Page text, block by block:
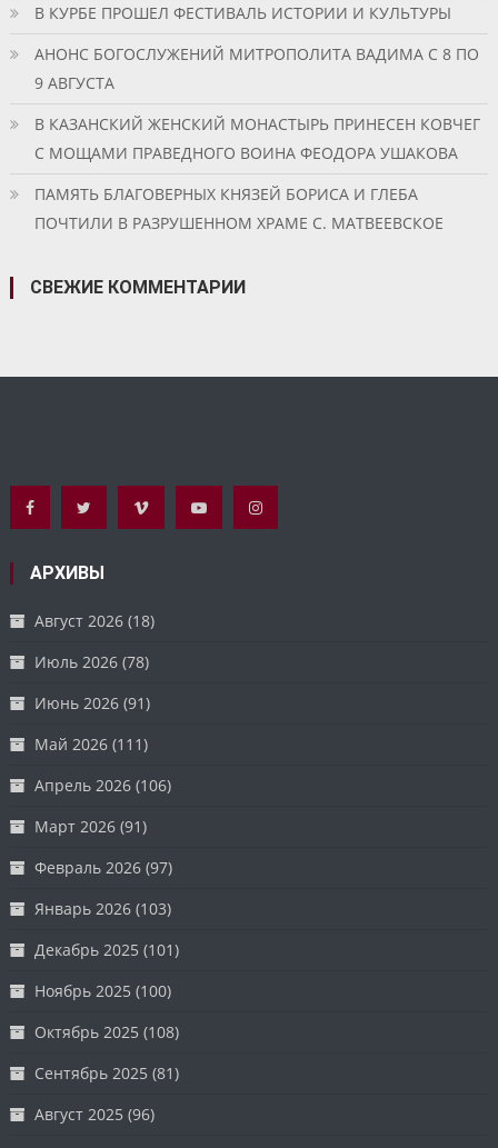
В КУРБЕ ПРОШЕЛ ФЕСТИВАЛЬ ИСТОРИИ И КУЛЬТУРЫ
АНОНС БОГОСЛУЖЕНИЙ МИТРОПОЛИТА ВАДИМА С 8 ПО
9 АВГУСТА
В КАЗАНСКИЙ ЖЕНСКИЙ МОНАСТЫРЬ ПРИНЕСЕН КОВЧЕГ
С МОЩАМИ ПРАВЕДНОГО ВОИНА ФЕОДОРА УШАКОВА
ПАМЯТЬ БЛАГОВЕРНЫХ КНЯЗЕЙ БОРИСА И ГЛЕБА
ПОЧТИЛИ В РАЗРУШЕННОМ ХРАМЕ С. МАТВЕЕВСКОЕ
СВЕЖИЕ КОММЕНТАРИИ
АРХИВЫ
Август 2026 (18)
Июль 2026 (78)
Июнь 2026 (91)
Май 2026 (111)
Апрель 2026 (106)
Март 2026 (91)
Февраль 2026 (97)
Январь 2026 (103)
Декабрь 2025 (101)
Ноябрь 2025 (100)
Октябрь 2025 (108)
Сентябрь 2025 (81)
Август 2025 (96)